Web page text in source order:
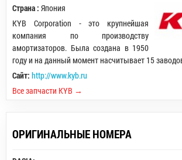
Страна : Япония
KYB Corporation - это крупнейшая
компания по производству
амортизаторов. Была создана в 1950
году и на данный момент насчитывает 15
Сайт: http://www.kyb.ru
Все запчасти KYB →
ОРИГИНАЛЬНЫЕ НОМЕРА